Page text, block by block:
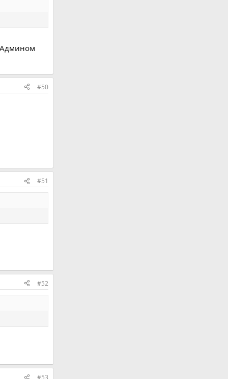
Админом
#50
#51
#52
#53